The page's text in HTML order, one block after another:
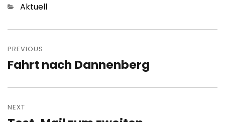
Categories
Aktuell
navigation
PREVIOUS
Previous
Fahrt nach Dannenberg
NEXT